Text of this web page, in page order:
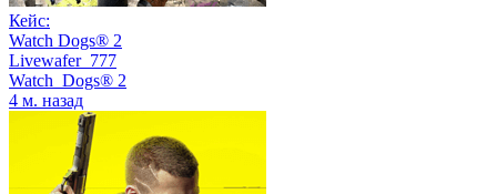
Кейс:
Watch Dogs® 2
Livewafer_777
Watch_Dogs® 2
4 м. назад